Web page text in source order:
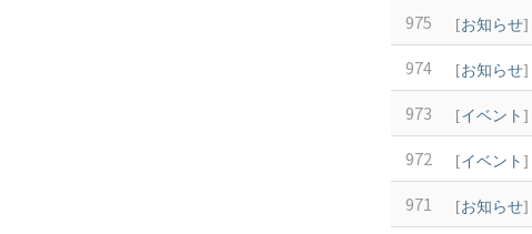
975 [お知らせ]
974 [お知らせ]
973 [イベント]
972 [イベント]
971 [お知らせ]